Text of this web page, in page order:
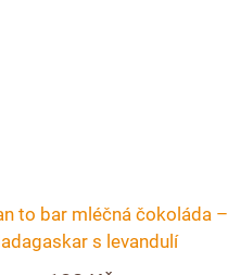
to bar mléčná čokoláda –
s levandulí